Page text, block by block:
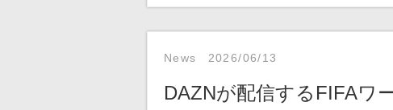
News 2026/06/13
DAZNが配信するFIFAワ